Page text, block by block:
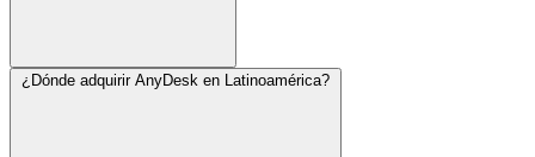
¿Dónde adquirir AnyDesk en Latinoamérica?